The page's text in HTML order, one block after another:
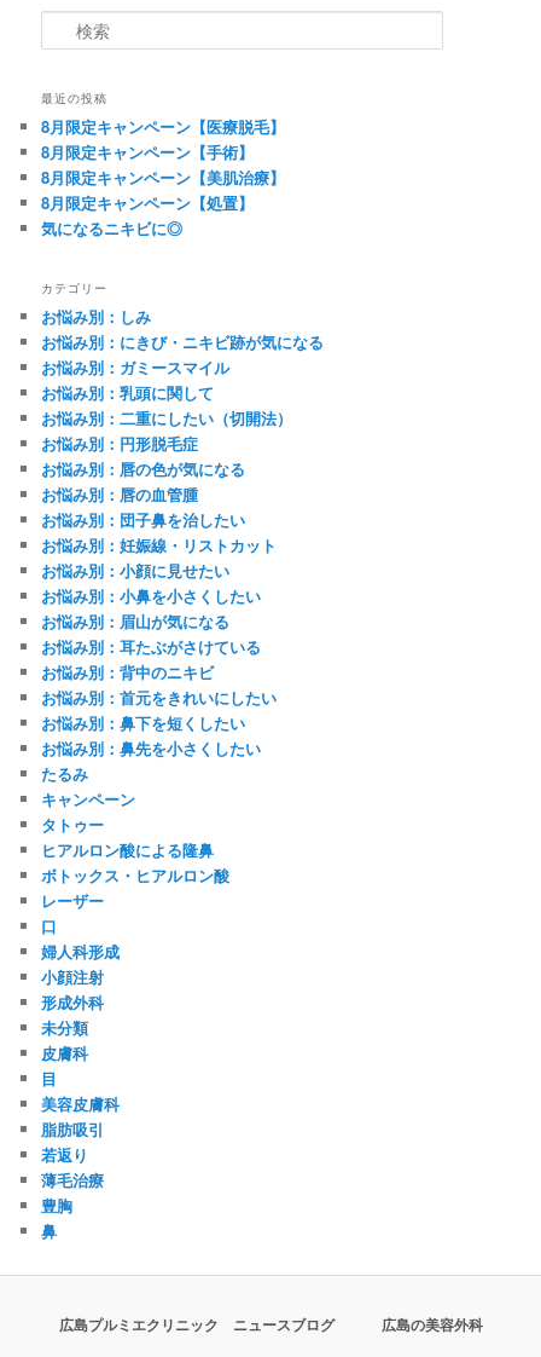
最近の投稿
8月限定キャンペーン【医療脱毛】
8月限定キャンペーン【手術】
8月限定キャンペーン【美肌治療】
8月限定キャンペーン【処置】
気になるニキビに◎
カテゴリー
お悩み別：しみ
お悩み別：にきび・ニキビ跡が気になる
お悩み別：ガミースマイル
お悩み別：乳頭に関して
お悩み別：二重にしたい（切開法）
お悩み別：円形脱毛症
お悩み別：唇の色が気になる
お悩み別：唇の血管腫
お悩み別：団子鼻を治したい
お悩み別：妊娠線・リストカット
お悩み別：小顔に見せたい
お悩み別：小鼻を小さくしたい
お悩み別：眉山が気になる
お悩み別：耳たぶがさけている
お悩み別：背中のニキビ
お悩み別：首元をきれいにしたい
お悩み別：鼻下を短くしたい
お悩み別：鼻先を小さくしたい
たるみ
キャンペーン
タトゥー
ヒアルロン酸による隆鼻
ボトックス・ヒアルロン酸
レーザー
口
婦人科形成
小顔注射
形成外科
未分類
皮膚科
目
美容皮膚科
脂肪吸引
若返り
薄毛治療
豊胸
鼻
広島プルミエクリニック ニュースブログ 広島の美容外科